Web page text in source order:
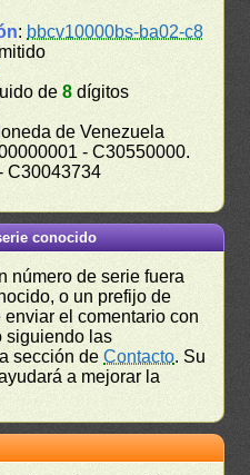
: bbcv10000bs-ba02-c8
de8 dígitos
de Venezuela
- C30550000.
C30043734
conocido
número de serie fuera
o un prefijo de
el comentario con
siguiendo las
sección deContacto. Su
a mejorar la